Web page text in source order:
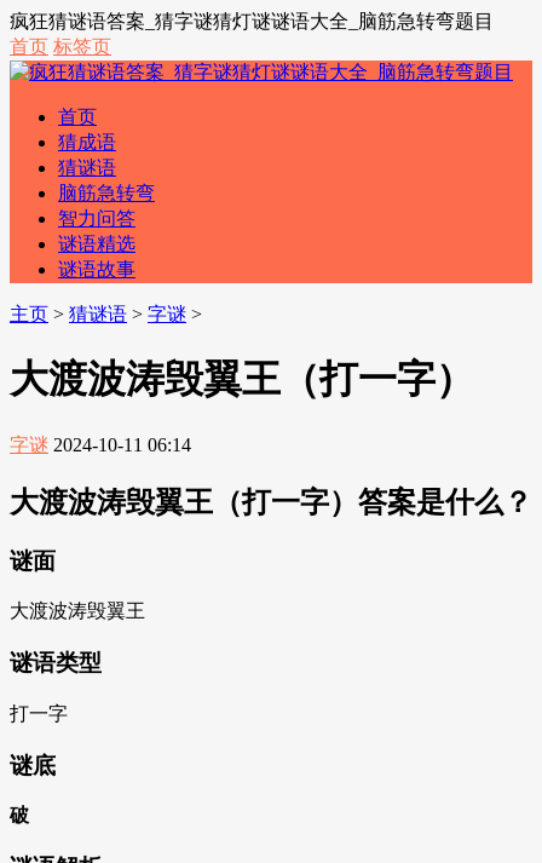
疯狂猜谜语答案_猜字谜猜灯谜谜语大全_脑筋急转弯题目
首页 标签页
首页
猜成语
猜谜语
脑筋急转弯
智力问答
谜语精选
谜语故事
主页 > 猜谜语 > 字谜 >
大渡波涛毁翼王（打一字）
字谜 2024-10-11 06:14
大渡波涛毁翼王（打一字）答案是什么？
谜面
大渡波涛毁翼王
谜语类型
打一字
谜底
破